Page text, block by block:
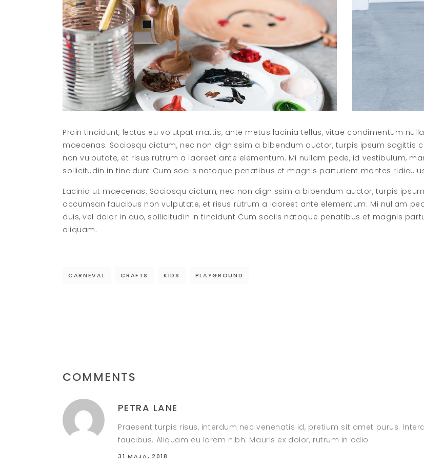
Proin tincidunt, lectus eu volutpat mattis, ante metus lacinia tellus, vitae condimentum
maecenas. Sociosqu dictum, nec non dignissim a bibendum auctor, turpis ipsum sagittis
non vulputate, et risus rutrum a laoreet ante elementum. Mi nullam pede, id vestibulum,
sollicitudin in tincidunt Cum sociis natoque penatibus et magnis parturient montes
Lacinia ut maecenas. Sociosqu dictum, nec non dignissim a bibendum auctor, turpis
accumsan faucibus non vulputate, et risus rutrum a laoreet ante elementum. Mi nullam
duis, vel dolor in quo, sollicitudin in tincidunt Cum sociis natoque penatibus et magnis
aliquam.
CARNEVAL CRAFTS KIDS PLAYGROUND
COMMENTS
PETRA LANE
Praesent turpis risus, interdum nec venenatis id, pretium sit amet purus.
faucibus. Aliquam eu lorem nibh. Mauris ex dolor, rutrum in odio
31 MAJA, 2018